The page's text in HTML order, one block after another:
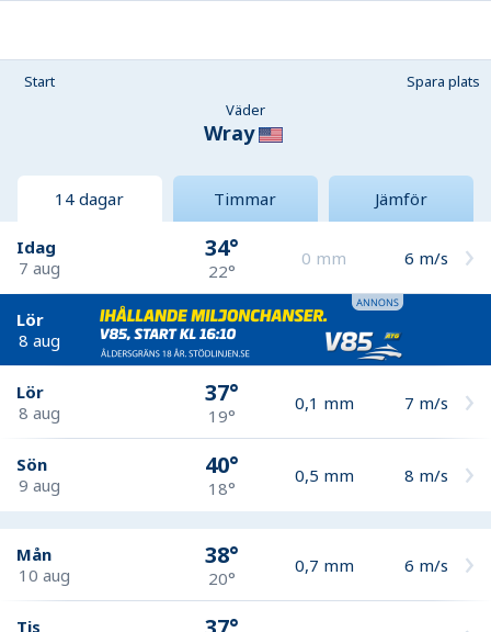
Start
Spara plats
Väder
Wray
14 dagar Timmar Jämför
Idag
7 aug
34°
22°
0 mm 6 m/s
Lör
8 aug
Lör
8 aug
37°
19°
0,1 mm 7 m/s
Sön
9 aug
40°
18°
0,5 mm 8 m/s
Mån
10 aug
38°
20°
0,7 mm 6 m/s
Tis